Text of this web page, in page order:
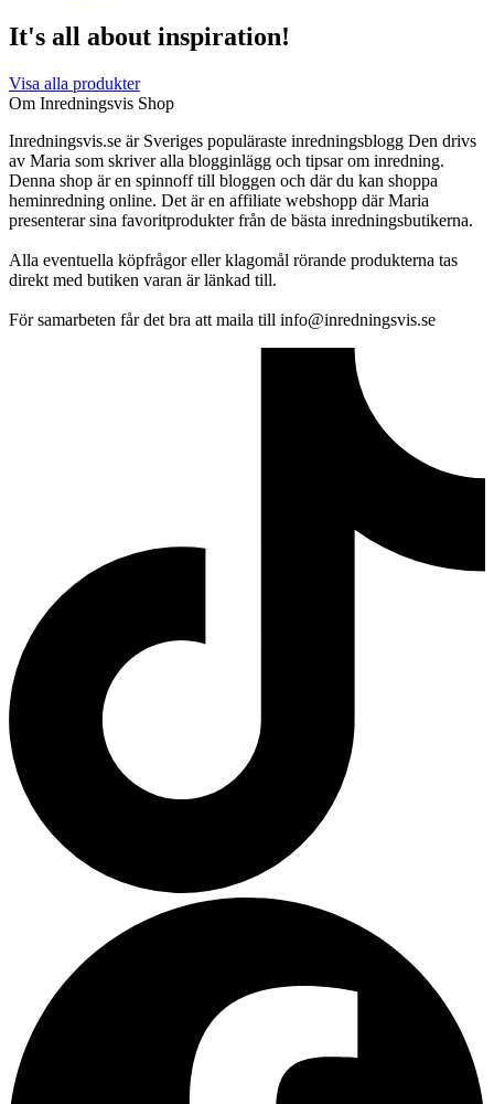
It's all about inspiration!
Visa alla produkter
Om Inredningsvis Shop
Inredningsvis.se är Sveriges populäraste inredningsblogg Den drivs
av Maria som skriver alla blogginlägg och tipsar om inredning.
Denna shop är en spinnoff till bloggen och där du kan shoppa
heminredning online. Det är en affiliate webshopp där Maria
presenterar sina favoritprodukter från de bästa inredningsbutikerna.
Alla eventuella köpfrågor eller klagomål rörande produkterna tas
direkt med butiken varan är länkad till.
För samarbeten får det bra att maila till info@inredningsvis.se